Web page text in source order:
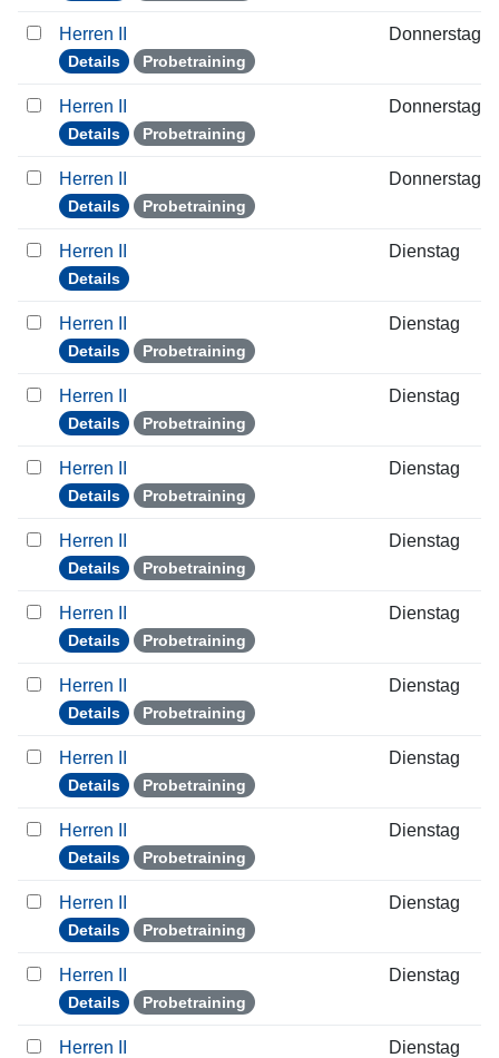
Herren II
Details Probetraining
Donnerstag
Herren II
Details Probetraining
Donnerstag
Herren II
Details Probetraining
Donnerstag
Herren II
Details
Dienstag
Herren II
Details Probetraining
Dienstag
Herren II
Details Probetraining
Dienstag
Herren II
Details Probetraining
Dienstag
Herren II
Details Probetraining
Dienstag
Herren II
Details Probetraining
Dienstag
Herren II
Details Probetraining
Dienstag
Herren II
Details Probetraining
Dienstag
Herren II
Details Probetraining
Dienstag
Herren II
Details Probetraining
Dienstag
Herren II
Details Probetraining
Dienstag
Herren II Dienstag